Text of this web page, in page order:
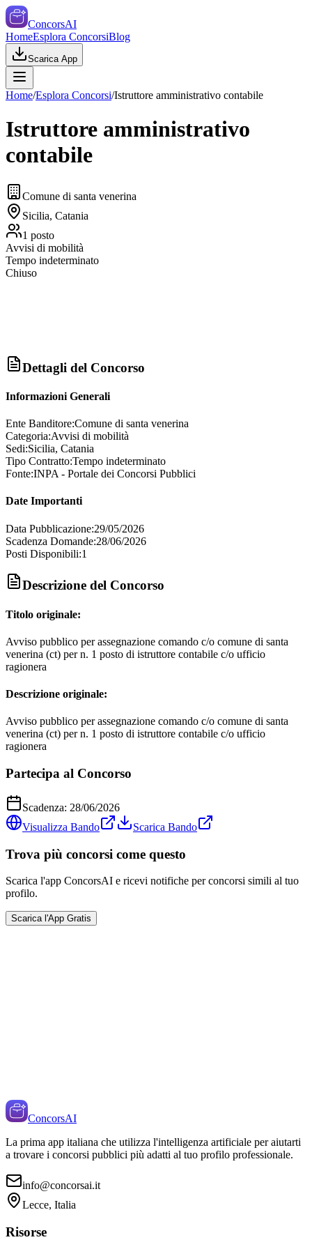
ConcorsAI
HomeEsplora ConcorsiBlog
Scarica App
Home/Esplora Concorsi/Istruttore amministrativo contabile
Istruttore amministrativo
contabile
Comune di santa venerina
Sicilia, Catania
1 posto
Avvisi di mobilità
Tempo indeterminato
Chiuso
Dettagli del Concorso
Informazioni Generali
Ente Banditore:Comune di santa venerina
Categoria:Avvisi di mobilità
Sedi:Sicilia, Catania
Tipo Contratto:Tempo indeterminato
Fonte:INPA - Portale dei Concorsi Pubblici
Date Importanti
Data Pubblicazione:29/05/2026
Scadenza Domande:28/06/2026
Posti Disponibili:1
Descrizione del Concorso
Titolo originale:
Avviso pubblico per assegnazione comando c/o comune di santa
venerina (ct) per n. 1 posto di istruttore contabile c/o ufficio
ragionera
Descrizione originale:
Avviso pubblico per assegnazione comando c/o comune di santa
venerina (ct) per n. 1 posto di istruttore contabile c/o ufficio
ragionera
Partecipa al Concorso
Scadenza: 28/06/2026
Visualizza Bando
Scarica Bando
Trova più concorsi come questo
Scarica l'app ConcorsAI e ricevi notifiche per concorsi simili al tuo
profilo.
Scarica l'App Gratis
ConcorsAI
La prima app italiana che utilizza l'intelligenza artificiale per aiutarti
a trovare i concorsi pubblici più adatti al tuo profilo professionale.
info@concorsai.it
Lecce, Italia
Risorse